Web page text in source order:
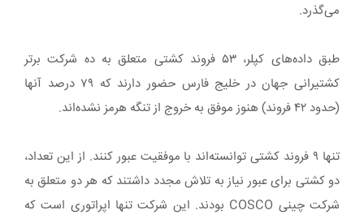
می‌گذرد.
طبق داده‌های کپلر، ۵۳ فروند کشتی متعلق به ده شرکت برتر
کشتیرانی جهان در خلیج فارس حضور دارند که ۷۹ درصد آنها
(حدود ۴۲ فروند) هنوز موفق به خروج از تنگه هرمز نشده‌اند.
تنها ۹ فروند کشتی توانسته‌اند با موفقیت عبور کنند. از این تعداد،
دو کشتی برای عبور نیاز به تلاش مجدد داشتند که هر دو متعلق به
شرکت چینی COSCO بودند. این شرکت تنها اپراتوری است که